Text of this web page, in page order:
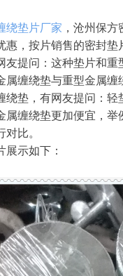
绕垫片厂家 ，沧州保
惠，按片销售的密封垫
友提问：这种垫片和重
属缠绕垫与重型金属
绕垫，有网友提问：轻
属缠绕垫更加便宜，
比。
展示如下：